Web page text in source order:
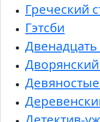
Греческий
Гэтсби
Двенадцать